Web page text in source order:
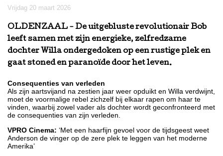
vrijdag 20 maart 2026
OLDENZAAL - De uitgebluste revolutionair Bob
leeft samen met zijn energieke, zelfredzame
dochter Willa ondergedoken op een rustige plek en
gaat stoned en paranoïde door het leven.
Consequenties van verleden
Als zijn aartsvijand na zestien jaar weer opduikt en Willa verdwijnt,
moet de voormalige rebel zichzelf bij elkaar rapen om haar te
vinden, waarbij zowel vader als dochter wordt geconfronteerd met
de consequenties van zijn verleden.
VPRO Cinema: ‘Met een haarfijn gevoel voor de tijdsgeest weet
Anderson de vinger op de zere plek te leggen van het moderne
Amerika’